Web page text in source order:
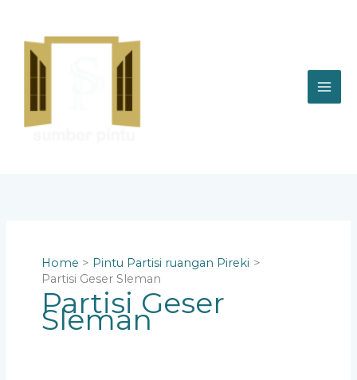
content
Home
Pintu Partisi ruangan Pireki
Partisi Geser Sleman
Partisi Geser
Sleman